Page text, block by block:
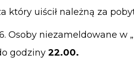
który uiścił należną za
Osoby niezameldowane
godziny 22.00.